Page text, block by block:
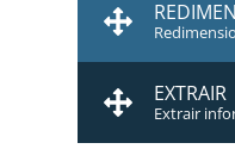
EXTRAIR
Extrair